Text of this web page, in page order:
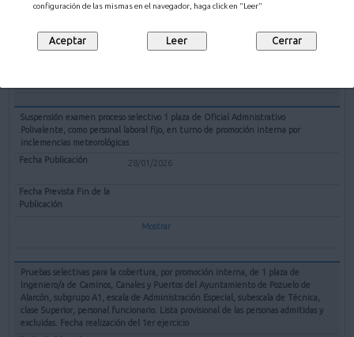
configuración de las mismas en el navegador, haga click en "Leer"
23/06/2026
Suspensión examen proceso selectivo 1 plaza de Oficial Admnistrativo
Polivalente, como personal laboral fijo, en turno de promoción interna por
inclemencias meteorológicas
28/01/2026
Mostrar
Pruebas selectivas para la cobertura, por promoción interna, de 1 plaza de
Ingeniero/a de Caminos, Canales y Puertos del Ayuntamiento de Pozuelo de
Alarcón, subgrupo A1, escala de Administración Especial, subescala de Técnica,
clase Superior, personal funcionario. Lista provisional de las personas admitidas y
excluidas. Fecha realización del 1er ejercicio